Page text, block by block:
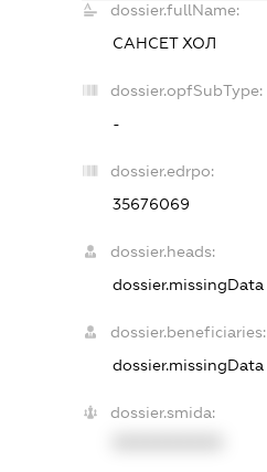
dossier.fullName:
САНСЕТ ХОЛ
dossier.opfSubType:
-
dossier.edrpo:
35676069
dossier.heads:
dossier.missingData
dossier.beneficiaries:
dossier.missingData
dossier.smida: